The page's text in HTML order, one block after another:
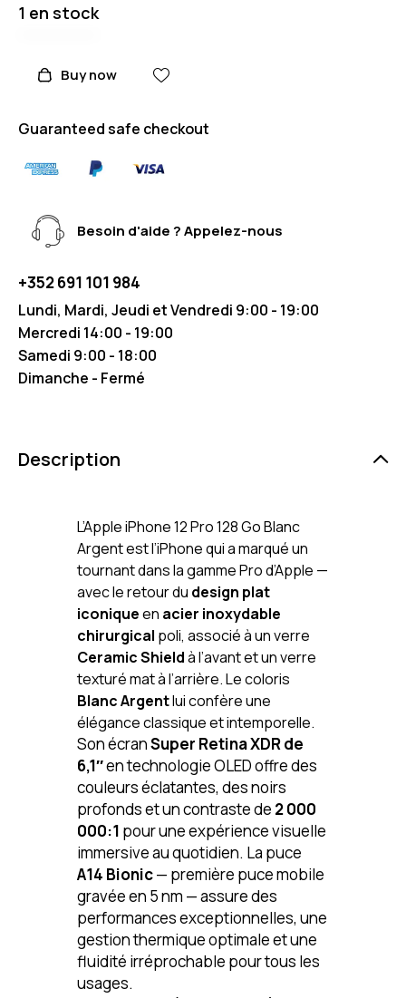
1 en stock
Buy now
Guaranteed safe checkout
Besoin d'aide ? Appelez-nous
+352 691 101 984
Lundi, Mardi, Jeudi et Vendredi 9:00 - 19:00
Mercredi 14:00 - 19:00
Samedi 9:00 - 18:00
Dimanche - Fermé
Description
L’Apple iPhone 12 Pro 128 Go Blanc
Argent est l’iPhone qui a marqué un
tournant dans la gamme Pro d’Apple —
avec le retour du design plat
iconiqueen acier inoxydable
chirurgical poli, associé à un verre
Ceramic Shieldà l’avant et un verre
texturé mat à l’arrière. Le coloris
Blanc Argentlui confère une
élégance classique et intemporelle.
Son écranSuper Retina XDR de
6,1″en technologie OLED offre des
couleurs éclatantes, des noirs
profonds et un contraste de 2 000
000:1 pour une expérience visuelle
immersive au quotidien. La puce
A14 Bionic— première puce mobile
gravée en 5 nm — assure des
performances exceptionnelles, une
gestion thermique optimale et une
fluidité irréprochable pour tous les
usages.